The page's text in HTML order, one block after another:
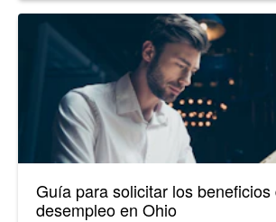
Guía para solicitar los beneficios
desempleo en Ohio